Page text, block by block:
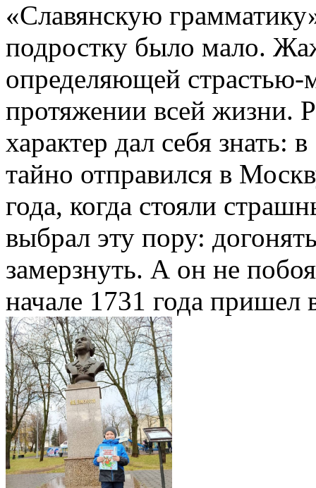
«Славянскую
подростку было мало.
определяющей страстью-
протяжении всей жизни.
характер дал себя знать:
тайно отправился в
года, когда стояли
выбрал эту пору:
замерзнуть. А он не
начале 1731 года пришел